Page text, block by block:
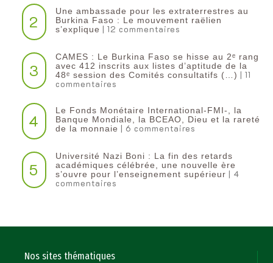
2
Une ambassade pour les extraterrestres au
Burkina Faso : Le mouvement raëlien
s’explique | 12 commentaires
3
CAMES : Le Burkina Faso se hisse au 2ᵉ rang
avec 412 inscrits aux listes d’aptitude de la
48ᵉ session des Comités consultatifs (…) | 11
commentaires
4
Le Fonds Monétaire International-FMI-, la
Banque Mondiale, la BCEAO, Dieu et la rareté
de la monnaie | 6 commentaires
5
Université Nazi Boni : La fin des retards
académiques célébrée, une nouvelle ère
s’ouvre pour l’enseignement supérieur | 4
commentaires
Nos sites thématiques